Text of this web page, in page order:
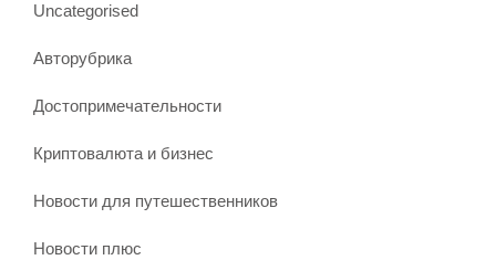
Uncategorised
Авторубрика
Достопримечательности
Криптовалюта и бизнес
Новости для путешественников
Новости плюс